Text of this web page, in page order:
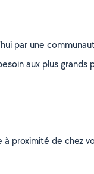
par une
aux plus grands
proximité de chez